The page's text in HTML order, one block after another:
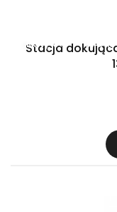
Raty 0% Gratis
Stacja